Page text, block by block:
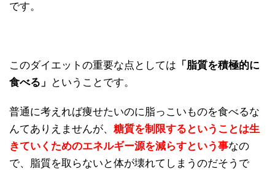
です。
このダイエットの重要な点としては 「脂質を積極的に
食べる」
ということです。
普通に考えれば痩せたいのに脂っこいものを食べるな
んてありえませんが、 糖質を制限するということは生
きていくためのエネルギー源を減らすという事なの
で、脂質を取らないと体が壊れてしまうのだそうで